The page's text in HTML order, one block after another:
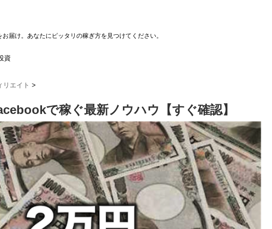
届け。あなたにピッタリの稼ぎ方を見つけてください。
資
リエイト >
で稼ぐ最新ノウハウ【すぐ確認】